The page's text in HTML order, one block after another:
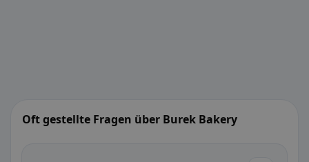
Oft gestellte Fragen über Burek Bakery